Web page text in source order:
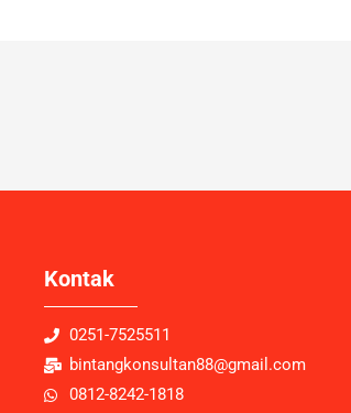
Kontak
0251-7525511
bintangkonsultan88@gmail.com
0812-8242-1818